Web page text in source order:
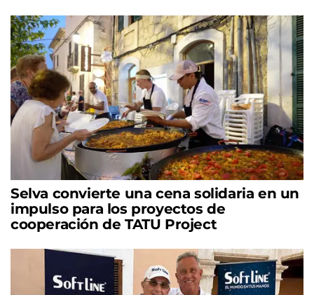
Selva convierte una cena solidaria en un
impulso para los proyectos de
cooperación de TATU Project